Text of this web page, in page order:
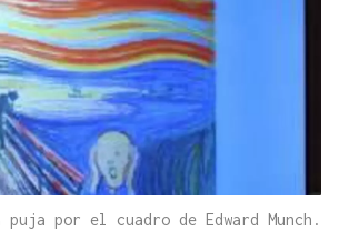
puja por el cuadro de Edward Munch.